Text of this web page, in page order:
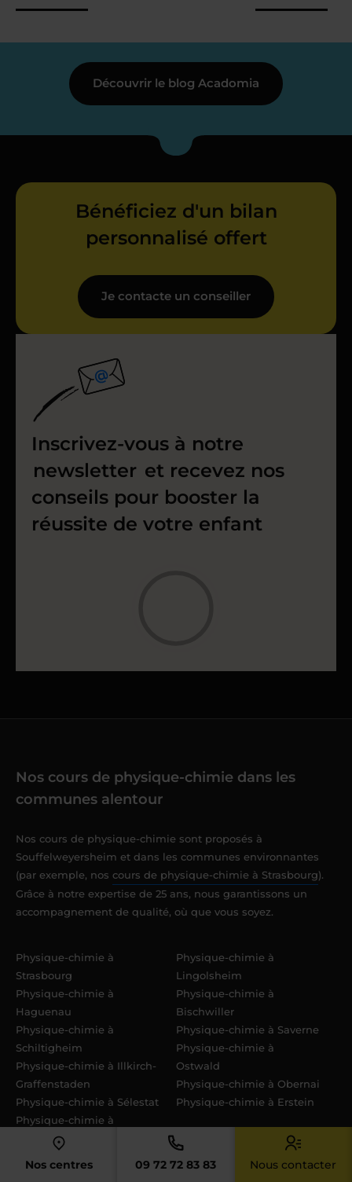
Nos centres 09 72 72 83 83 Nous contacter
Découvrir le blog Acadomia
Bénéficiez d'un bilan
personnalisé offert
Je contacte un conseiller
Inscrivez-vous à notre
newsletter et recevez nos
conseils pour booster la
réussite de votre enfant
Nos cours de physique-chimie dans les
communes alentour
Nos cours de physique-chimie sont proposés à
Souffelweyersheim et dans les communes environnantes
(par exemple, nos cours de physique-chimie à Strasbourg).
Grâce à notre expertise de 25 ans, nous garantissons un
accompagnement de qualité, où que vous soyez.
Physique-chimie à
Strasbourg
Physique-chimie à
Haguenau
Physique-chimie à
Schiltigheim
Physique-chimie à Illkirch-
Graffenstaden
Physique-chimie à Sélestat
Physique-chimie à
Bischheim
Physique-chimie à
Lingolsheim
Physique-chimie à
Bischwiller
Physique-chimie à Saverne
Physique-chimie à
Ostwald
Physique-chimie à Obernai
Physique-chimie à Erstein
Physique-chimie à
Physique-chimie à